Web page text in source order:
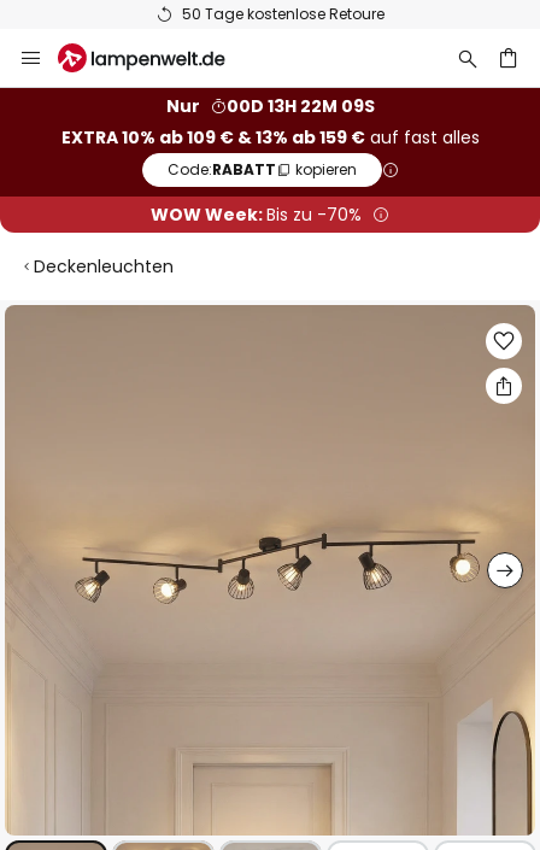
50 Tage kostenlose Retoure
Inhalt
Nur
00D 13H 22M 08S
EXTRA 10% ab 109 € & 13% ab 159 €auf fast alles
Code:RABATT kopieren
WOW Week:Bis zu -70%
Deckenleuchten
Zum